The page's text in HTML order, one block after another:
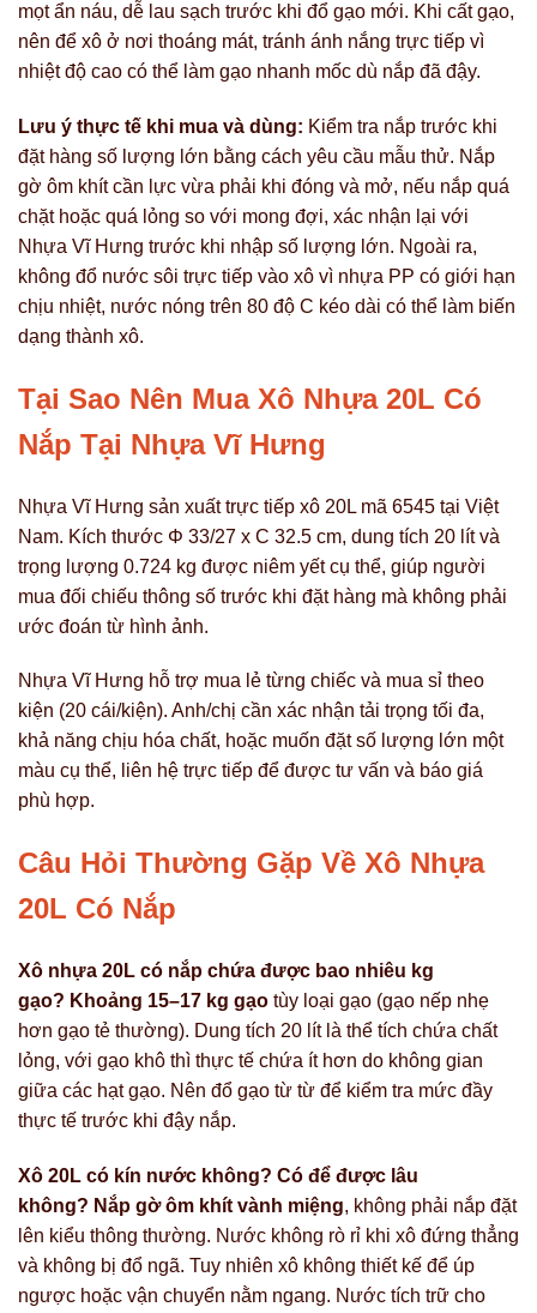
mọt ẩn náu, dễ lau sạch trước khi đổ gạo mới. Khi cất gạo,
nên để xô ở nơi thoáng mát, tránh ánh nắng trực tiếp vì
nhiệt độ cao có thể làm gạo nhanh mốc dù nắp đã đậy.
Lưu ý thực tế khi mua và dùng: Kiểm tra nắp trước khi
đặt hàng số lượng lớn bằng cách yêu cầu mẫu thử. Nắp
gờ ôm khít cần lực vừa phải khi đóng và mở, nếu nắp quá
chặt hoặc quá lỏng so với mong đợi, xác nhận lại với
Nhựa Vĩ Hưng trước khi nhập số lượng lớn. Ngoài ra,
không đổ nước sôi trực tiếp vào xô vì nhựa PP có giới hạn
chịu nhiệt, nước nóng trên 80 độ C kéo dài có thể làm biến
dạng thành xô.
Tại Sao Nên Mua Xô Nhựa 20L Có
Nắp Tại Nhựa Vĩ Hưng
Nhựa Vĩ Hưng sản xuất trực tiếp xô 20L mã 6545 tại Việt
Nam. Kích thước Φ 33/27 x C 32.5 cm, dung tích 20 lít và
trọng lượng 0.724 kg được niêm yết cụ thể, giúp người
mua đối chiếu thông số trước khi đặt hàng mà không phải
ước đoán từ hình ảnh.
Nhựa Vĩ Hưng hỗ trợ mua lẻ từng chiếc và mua sỉ theo
kiện (20 cái/kiện). Anh/chị cần xác nhận tải trọng tối đa,
khả năng chịu hóa chất, hoặc muốn đặt số lượng lớn một
màu cụ thể, liên hệ trực tiếp để được tư vấn và báo giá
phù hợp.
Câu Hỏi Thường Gặp Về Xô Nhựa
20L Có Nắp
Xô nhựa 20L có nắp chứa được bao nhiêu kg
gạo? Khoảng 15–17 kg gạo tùy loại gạo (gạo nếp nhẹ
hơn gạo tẻ thường). Dung tích 20 lít là thể tích chứa chất
lỏng, với gạo khô thì thực tế chứa ít hơn do không gian
giữa các hạt gạo. Nên đổ gạo từ từ để kiểm tra mức đầy
thực tế trước khi đậy nắp.
Xô 20L có kín nước không? Có để được lâu
không? Nắp gờ ôm khít vành miệng, không phải nắp đặt
lên kiểu thông thường. Nước không rò rỉ khi xô đứng thẳng
và không bị đổ ngã. Tuy nhiên xô không thiết kế để úp
ngược hoặc vận chuyển nằm ngang. Nước tích trữ cho